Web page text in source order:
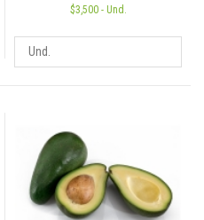
$3,500 - Und.